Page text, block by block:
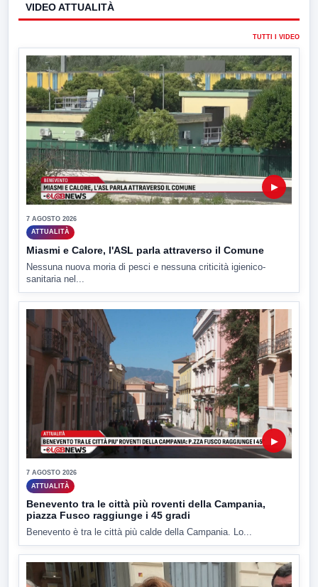
VIDEO ATTUALITÀ
TUTTI I VIDEO
▶
7 AGOSTO 2026
ATTUALITÀ
Miasmi e Calore, l'ASL parla attraverso il Comune
Nessuna nuova moria di pesci e nessuna criticità igienico-
sanitaria nel...
▶
7 AGOSTO 2026
ATTUALITÀ
Benevento tra le città più roventi della Campania,
piazza Fusco raggiunge i 45 gradi
Benevento è tra le città più calde della Campania. Lo...